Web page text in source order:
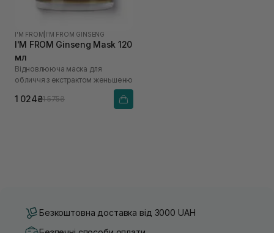
I'M FROM I'M FROM GINSENG
I'M FROM Ginseng Mask 120
мл
Відновлююча маска для
обличчя з екстрактом женьшеню
1 024₴1 575₴
Безкоштовна доставка від 3000 UAH